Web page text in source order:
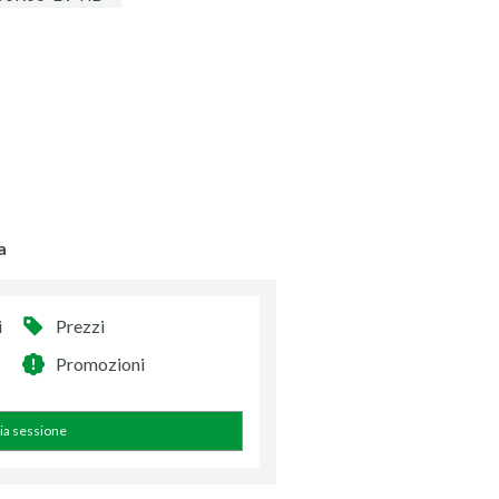
Prezzi
Promozioni
sessione